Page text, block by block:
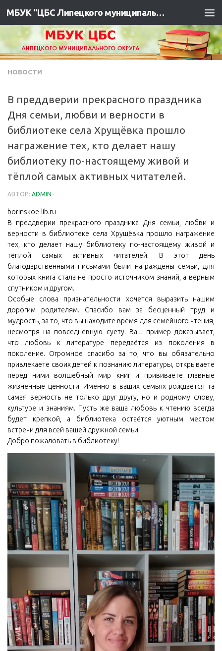
МБУК "ЦБС Липецкого муниципального района"
НОВОСТИ
В преддверии прекрасного праздника
Дня семьи, любви и верности в
библиотеке села Хрущёвка прошло
награжение тех, кто делает нашу
библиотеку по-настоящему живой и
тёплой самых активных читателей.
АВТОР: ADMIN ·
borinskoe-lib.ru
В преддверии прекрасного праздника Дня семьи, любви и
верности в библиотеке села Хрущёвка прошло награжение
тех, кто делает нашу библиотеку по-настоящему живой и
тёплой самых активных читателей. В этот день
благодарственными письмами были награждены семьи, для
которых книга стала не просто источником знаний, а верным
спутником и другом.
Особые слова признательности хочется выразить нашим
дорогим родителям. Спасибо вам за бесценный труд и
мудрость, за то, что вы находите время для семейного чтения,
несмотря на повседневную суету. Ваш пример доказывает,
что любовь к литературе передаётся из поколения в
поколение. Огромное спасибо за то, что вы обязательно
привлекаете своих детей к познанию литературы, открываете
перед ними волшебный мир книг и прививаете главные
жизненные ценности. Именно в ваших семьях рождается та
самая верность не только друг другу, но и родному слову,
культуре и знаниям. Пусть же ваша любовь к чтению всегда
будет крепкой, а библиотека остаётся уютным местом
встречи для всей вашей дружной семьи!
Добро пожаловать в библиотеку!